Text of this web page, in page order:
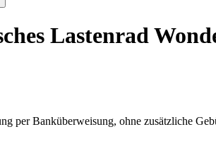
Lastenrad
per Banküberweisung, ohne zusätzliche